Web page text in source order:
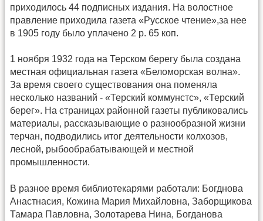
приходилось 44 подписных издания. На волостное
правление приходила газета «Русское чтение»,за нее
в 1905 году было уплачено 2 р. 65 коп.
1 ноября 1932 года на Терском берегу была создана
местная официальная газета «Беломорская волна».
За время своего существования она поменяла
несколько названий - «Терский коммунстс», «Терский
берег». На страницах районной газеты публиковались
материалы, рассказывающие о разнообразной жизни
терчан, подводились итог деятельности колхозов,
лесной, рыбообрабатывающей и местной
промышленности.
В разное время библиотекарями работали: Богднова
Анастнасия, Кожина Мария Михайловна, Заборщикова
Тамара Павловна, Золотарева Нина, Богданова